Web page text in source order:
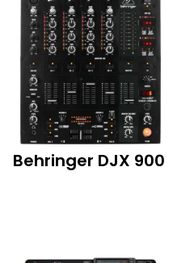
Behringer DJX 900